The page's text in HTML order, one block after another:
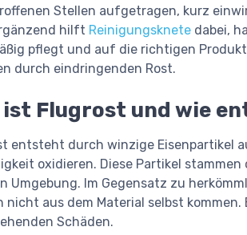
Stellen aufgetragen, kurz
hilft Reinigungsknete dabei,
pflegt und auf die richtigen
durch eindringenden Rost.
ist Flugrost und wie
entsteht durch winzige Eisenpartikel
oxidieren. Diese Partikel
Umgebung. Im Gegensatz zu
nicht aus dem Material selbst
Schäden.